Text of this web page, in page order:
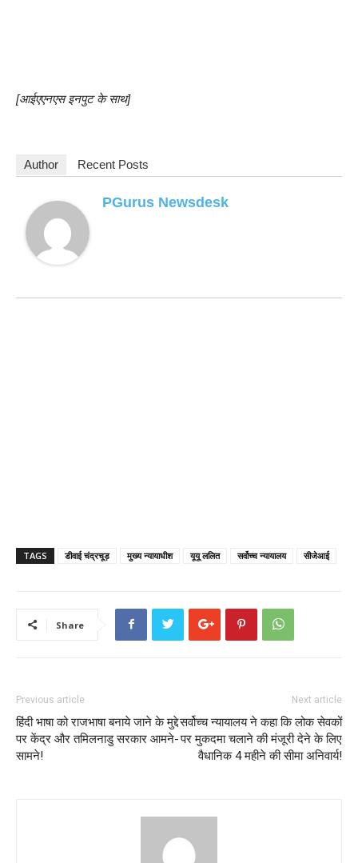
[आईएएनएस इनपुट के साथ]
Author Recent Posts
PGurus Newsdesk
TAGS डीवाई चंद्रचूड़ मुख्य न्यायाधीश यूयू ललित सर्वोच्च न्यायालय सीजेआई
Share
Previous article
हिंदी भाषा को राजभाषा बनाये जाने के मुद्दे
पर केंद्र और तमिलनाडु सरकार आमने-
सामने!
Next article
सर्वोच्च न्यायालय ने कहा कि लोक सेवकों
पर मुकदमा चलाने की मंजूरी देने के लिए
वैधानिक 4 महीने की सीमा अनिवार्य!